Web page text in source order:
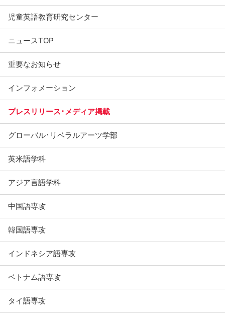
児童英語教育研究センター
ニュースTOP
重要なお知らせ
インフォメーション
プレスリリース･メディア掲載
グローバル･リベラルアーツ学部
英米語学科
アジア言語学科
中国語専攻
韓国語専攻
インドネシア語専攻
ベトナム語専攻
タイ語専攻